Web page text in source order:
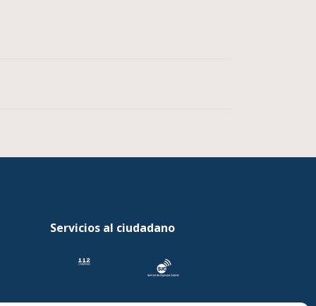
Servicios al ciudadano